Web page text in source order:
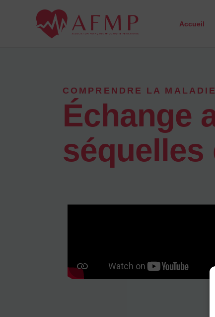
Accueil
COMPRENDRE LA MALADIE
Échange
séquelles